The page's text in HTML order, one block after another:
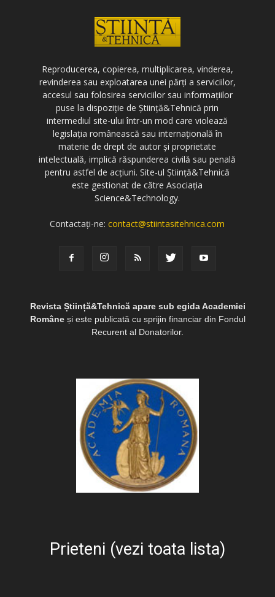
Reproducerea, copierea, multiplicarea, vinderea,
revinderea sau exploatarea unei părți a serviciilor,
accesul sau folosirea serviciilor sau informațiilor
puse la dispoziție de Știință&Tehnică prin
intermediul site-ului într-un mod care violează
legislația românească sau internațională în
materie de drept de autor și proprietate
intelectuală, implică răspunderea civilă sau penală
pentru astfel de acțiuni. Site-ul Știință&Tehnică
este gestionat de către Asociația
Science&Technology.
Contactați-ne:contact@stiintasitehnica.com
Revista Știință&Tehnică apare sub egida Academiei
Româneși este publicată cu sprijin financiar din Fondul
Recurent al Donatorilor.
Prieteni (vezi toata lista)